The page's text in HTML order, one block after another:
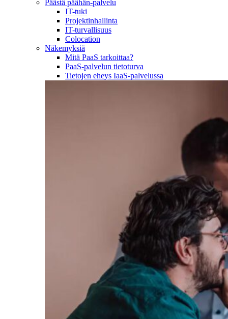
Päästä päähän-palvelu
IT-tuki
Projektinhallinta
IT-turvallisuus
Colocation
Näkemyksiä
Mitä PaaS tarkoittaa?
PaaS-palvelun tietoturva
Tietojen eheys IaaS-palvelussa